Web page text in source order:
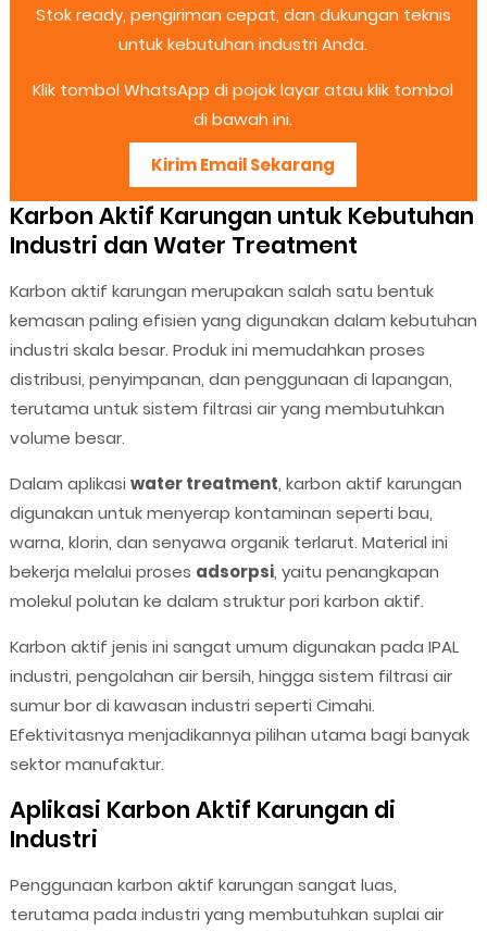
Stok ready, pengiriman cepat, dan dukungan teknis
untuk kebutuhan industri Anda.
Klik tombol WhatsApp di pojok layar atau klik tombol
di bawah ini.
Kirim Email Sekarang
Karbon Aktif Karungan untuk Kebutuhan
Industri dan Water Treatment
Karbon aktif karungan merupakan salah satu bentuk
kemasan paling efisien yang digunakan dalam kebutuhan
industri skala besar. Produk ini memudahkan proses
distribusi, penyimpanan, dan penggunaan di lapangan,
terutama untuk sistem filtrasi air yang membutuhkan
volume besar.
Dalam aplikasi water treatment, karbon aktif karungan
digunakan untuk menyerap kontaminan seperti bau,
warna, klorin, dan senyawa organik terlarut. Material ini
bekerja melalui proses adsorpsi, yaitu penangkapan
molekul polutan ke dalam struktur pori karbon aktif.
Karbon aktif jenis ini sangat umum digunakan pada IPAL
industri, pengolahan air bersih, hingga sistem filtrasi air
sumur bor di kawasan industri seperti Cimahi.
Efektivitasnya menjadikannya pilihan utama bagi banyak
sektor manufaktur.
Aplikasi Karbon Aktif Karungan di
Industri
Penggunaan karbon aktif karungan sangat luas,
terutama pada industri yang membutuhkan suplai air